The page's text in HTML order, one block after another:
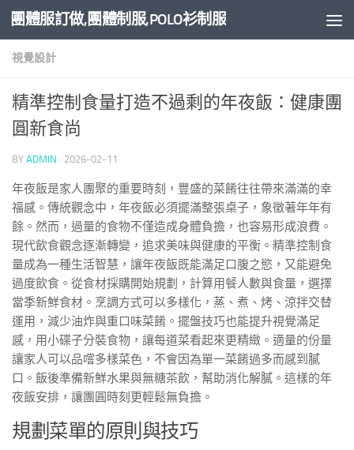
Skip to content
團體服訂做,團體制服,POLO衫制服
視覺設計
精準控制食量打造不過剩的年夜飯：健康團
圓新食尚
BY ADMIN · 2026-02-11
年夜飯是家人團聚的重要時刻，豐盛的菜餚往往帶來滿滿的幸
福感。傳統觀念中，年夜飯必須擺滿整張桌子，象徵著年年有
餘。然而，過量的食物不僅造成身體負擔，也容易形成浪費。
現代飲食觀念逐漸轉變，追求美味與健康的平衡。精準控制食
量成為一種生活智慧，讓年夜飯既能滿足口腹之慾，又能避免
過度飲食。從食材採購開始規劃，計算用餐人數與食量，選擇
當季新鮮食材。烹調方式可以多樣化，蒸、煮、烤、涼拌交替
運用，減少油炸與重口味菜餚。擺盤技巧也能提升視覺滿足
感，用小碟子分裝食物，讓每道菜看起來更精緻。適量的份量
讓家人可以品嚐多樣菜色，不會因為單一菜餚過多而感到膩
口。飯後準備新鮮水果與無糖茶飲，幫助消化解膩。這樣的年
夜飯安排，讓團圓時刻更輕鬆無負擔。
規劃菜單的原則與技巧